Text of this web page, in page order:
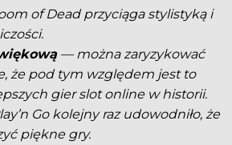
of Dead przyciąga stylistyką i
— można zaryzykować
że pod tym względem jest to
gier slot online w historii.
Go kolejny raz udowodniło, że
piękne gry.